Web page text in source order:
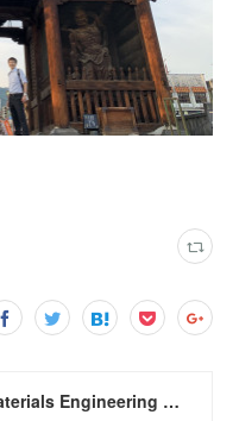
Thermal Fluid Materials Engineering Laboratory